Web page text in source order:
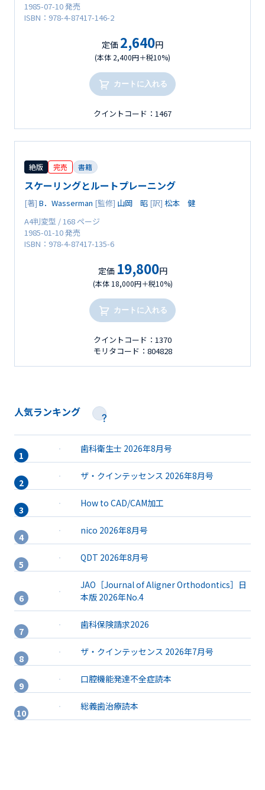
1985-07-10 発売
ISBN：978-4-87417-146-2
定価 2,640円
(本体 2,400円＋税10%)
カートに入れる
クイントコード：1467
絶版 完売 書籍
スケーリングとルートプレーニング
[著] B．Wasserman [監修] 山岡 昭 [訳] 松本 健
A4判変型 / 168 ページ
1985-01-10 発売
ISBN：978-4-87417-135-6
定価 19,800円
(本体 18,000円＋税10%)
カートに入れる
クイントコード：1370
モリタコード：804828
人気ランキング
歯科衛生士 2026年8月号
ザ・クインテッセンス 2026年8月号
How to CAD/CAM加工
nico 2026年8月号
QDT 2026年8月号
JAO［Journal of Aligner Orthodontics］日
本版 2026年No.4
歯科保険請求2026
ザ・クインテッセンス 2026年7月号
口腔機能発達不全症読本
総義歯治療読本